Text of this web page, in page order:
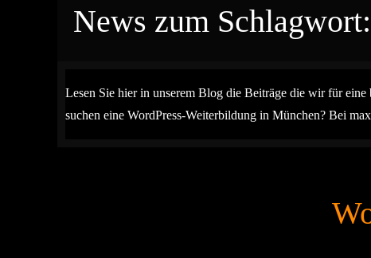
News zum Schlagwort:
Lesen Sie hier in unserem Blog die Beiträge die wir für
suchen eine WordPress-Weiterbildung in München? Bei